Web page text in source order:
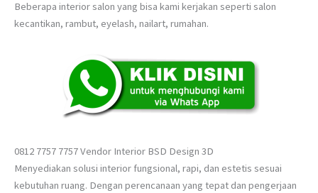
Beberapa interior salon yang bisa kami kerjakan seperti salon
kecantikan, rambut, eyelash, nailart, rumahan.
0812 7757 7757 Vendor Interior BSD Design 3D
Menyediakan solusi interior fungsional, rapi, dan estetis sesuai
kebutuhan ruang. Dengan perencanaan yang tepat dan pengerjaan